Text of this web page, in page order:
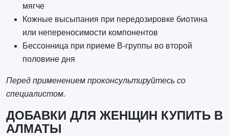
мягче
Кожные высыпания при передозировке биотина
или непереносимости компонентов
Бессонница при приеме B-группы во второй
половине дня
Перед применением проконсультируйтесь со
специалистом.
ДОБАВКИ ДЛЯ ЖЕНЩИН КУПИТЬ В
АЛМАТЫ